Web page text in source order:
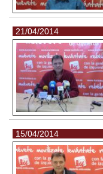
21/04/2014
15/04/2014